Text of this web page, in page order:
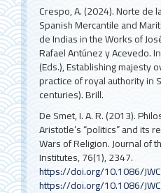
Crespo, A. (2024). Norte de
Spanish Mercantile and
de Indias in the Works of
Rafael Antúnez y Acevedo.
(Eds.), Establishing majesty
practice of royal authority in
centuries). Brill.
De Smet, I. A. R. (2013).
Aristotle’s “politics” and its
Wars of Religion. Journal of
Institutes, 76(1), 2347.
https://doi.org/10.1086/
https://doi.org/10.1086/